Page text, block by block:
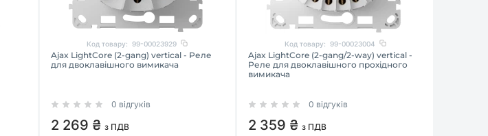
Код товару: 99-00023929
Ajax LightCore (2-gang) vertical - Реле
для двоклавішного вимикача
0 відгуків
2 269 ₴ з ПДВ
Код товару: 99-00023004
Ajax LightCore (2-gang/2-way) vertical -
Реле для двоклавішного прохідного
вимикача
0 відгуків
2 359 ₴з ПДВ